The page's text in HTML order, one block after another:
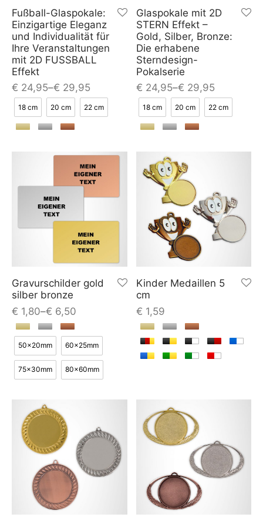
Fußball-Glaspokale:
Einzigartige Eleganz
und Individualität für
Ihre Veranstaltungen
mit 2D FUSSBALL
Effekt
€ 24,95–€ 29,95
18 cm 20 cm 22 cm
Glaspokale mit 2D
STERN Effekt –
Gold, Silber, Bronze:
Die erhabene
Sterndesign-
Pokalserie
€ 24,95–€ 29,95
18 cm 20 cm 22 cm
Gravurschilder gold
silber bronze
€ 1,80–€ 6,50
50x20mm 60x25mm
75x30mm 80x60mm
Kinder Medaillen 5
cm
€ 1,59